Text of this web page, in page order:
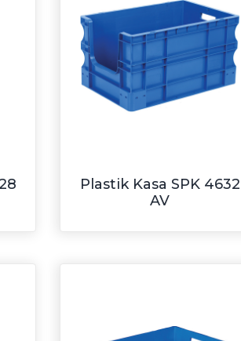
Plastik Kasa SPK 4632
AV